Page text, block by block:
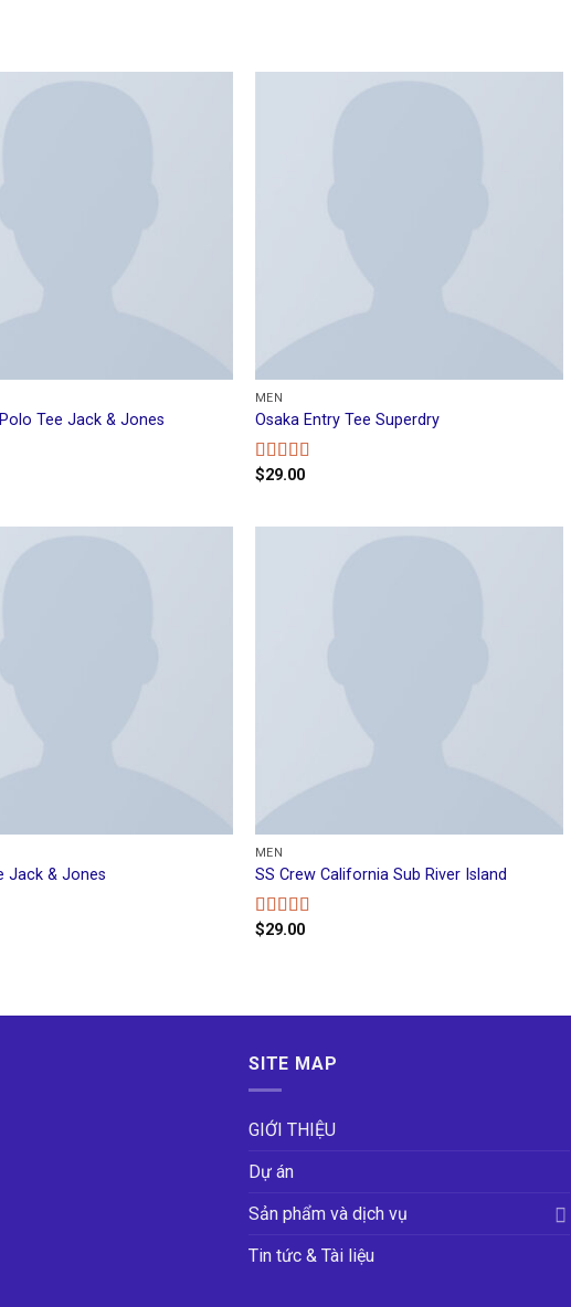
Tee Jack & Jones
MEN
Osaka Entry Tee Superdry
Rated
$29.00
Jack & Jones
MEN
SS Crew California Sub River Island
Rated
$29.00
SITE MAP
GIỚI THIỆU
Dự án
Sản phẩm và dịch vụ
Tin tức & Tài liệu